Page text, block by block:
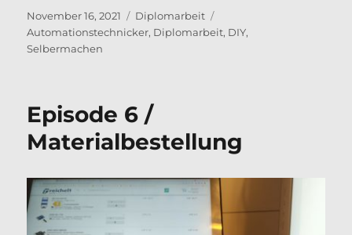
Veröffentlicht
am
November 16, 2021 Kategorien
Diplomarbeit
Automationstechnicker, Diplomarbeit, DIY,
Selbermachen
Episode 6 /
Materialbestellung